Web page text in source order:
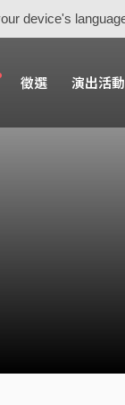
device's
徵選 演出活動